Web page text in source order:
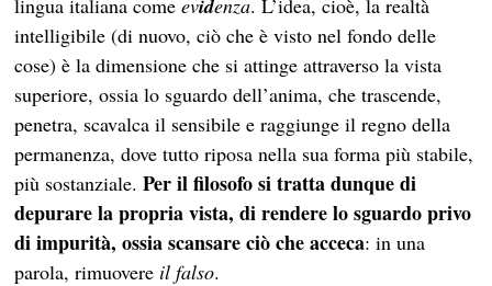
id
intelligibile (di nuovo, ciò che è visto nel fondo delle
cose) è la dimensione che si attinge attraverso la vista
superiore, ossia lo sguardo dell’anima, che trascende,
penetra, scavalca il sensibile e raggiunge il regno della
permanenza, dove tutto riposa nella sua forma più stabile,
più sostanziale.Per il filosofo si tratta dunque di
depurare la propria vista, di rendere lo sguardo privo
di impurità, ossia scansare ciò che acceca: in una
parola, rimuovere il falso.